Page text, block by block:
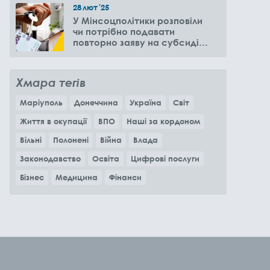
28лют'25
У Мінсоцполітики розповіли
чи потрібно подавати
повторно заяву на субсидію
Хмара тегів
Маріуполь Донеччина Україна
Світ
Життя в окупації
ВПО
Наші за кордоном
Вільні
Полонені Війна
Влада
Законодавство
Освіта
Цифрові послуги
Бізнес
Медицина Фінанси